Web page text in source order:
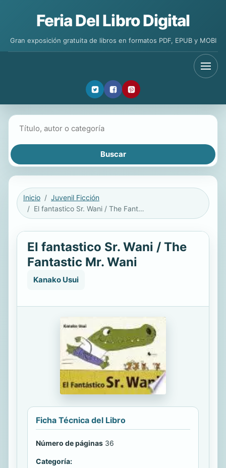
Feria Del Libro Digital
Gran exposición gratuita de libros en formatos PDF, EPUB y MOBI
Inicio
Juvenil Ficción
El fantastico Sr. Wani / The Fantastic Mr. Wani
El fantastico Sr. Wani / The
Fantastic Mr. Wani
Kanako Usui
Ficha Técnica del Libro
Número de páginas 36
Categoría: